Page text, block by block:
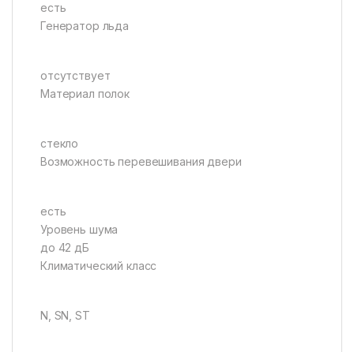
есть
Генератор льда
отсутствует
Материал полок
стекло
Возможность перевешивания двери
есть
Уровень шума
до 42 дБ
Климатический класс
N, SN, ST